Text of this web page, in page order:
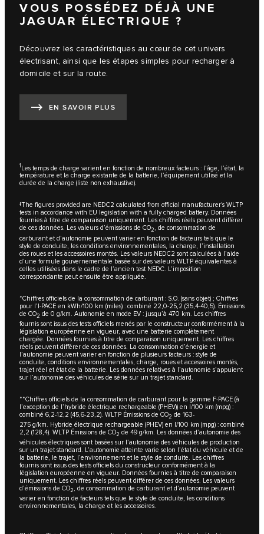
VOUS POSSÉDEZ DÉJÀ UNE
JAGUAR ÉLECTRIQUE ?
Découvrez les caractéristiques au cœur de cet univers
électrisant, ainsi que les étapes simples pour recharger à
domicile et sur la route.
EN SAVOIR PLUS
1 Les temps de charge varient en fonction de nombreux facteurs : l’âge, l’état, la
température et la charge existante de la batterie, l’équipement utilisé et la
durée de la charge (liste non exhaustive).
‡The figures provided are NEDC2 calculated from official manufacturer's WLTP
tests in accordance with EU legislation with a fully charged battery. Données
fournies à titre de comparaison uniquement. Les chiffres réels peuvent différer
de ces données. Les valeurs d’émissions de CO2, de consommation de
carburant et d’autonomie peuvent varier en fonction de facteurs tels que le
style de conduite, les conditions environnementales, la charge, l’installation
des roues et les accessoires montés. Les valeurs NEDC2 sont calculées à l’aide
d’une formule gouvernementale basée sur des valeurs WLTP équivalentes à
celles utilisées dans le cadre de l’ancien test NEDC. L’imposition
correspondante peut ensuite être appliquée.
*Chiffres officiels de la consommation de carburant : S.O. (sans objet) ; Chiffres
pour l’I-PACE en kWh/100 km (miles) : combiné 22,0-25,2 (35,4-40,5). Émissions
de CO2 de 0 g/km. Autonomie en mode EV : jusqu’à 470 km. Les chiffres
fournis sont issus des tests officiels menés par le constructeur conformément à la
législation européenne en vigueur, avec une batterie complètement
chargée. Données fournies à titre de comparaison uniquement. Les chiffres
réels peuvent différer de ces données. La consommation d’énergie et
l’autonomie peuvent varier en fonction de plusieurs facteurs : style de
conduite, conditions environnementales, charge, roues et accessoires montés,
trajet réel et état de la batterie. Les données relatives à l’autonomie s’appuient
sur l’autonomie des véhicules de série sur un trajet standard.
**Chiffres officiels de la consommation de carburant pour la gamme F-PACE (à
l’exception de l’hybride électrique rechargeable (PHEV)) en I/100 km (mpg) :
combiné 6,2-12,2 (45,6-23,2). WLTP Émissions de CO2 de 163-
275 g/km. Hybride électrique rechargeable (PHEV) en l/100 km (mpg) : combiné
2,2 (128,4). WLTP Émissions de CO2 de 49 g/km. Les données d’autonomie des
véhicules électriques sont basées sur l’autonomie des véhicules de production
sur un trajet standard. L’autonomie atteinte varie selon l’état du véhicule et de
la batterie, le trajet, l’environnement et le style de conduite. Les chiffres
fournis sont issus des tests officiels du constructeur conformément à la
législation européenne en vigueur. Données fournies à titre de comparaison
uniquement. Les chiffres réels peuvent différer de ces données. Les valeurs
d’émissions de CO2, de consommation de carburant et d’autonomie peuvent
varier en fonction de facteurs tels que le style de conduite, les conditions
environnementales, la charge et les accessoires.